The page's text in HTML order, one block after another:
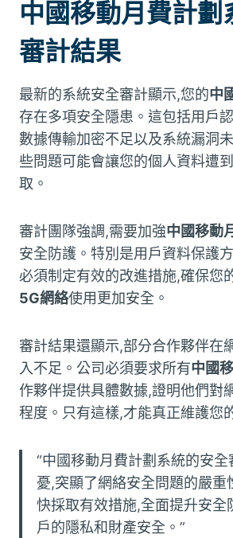
中國移動月費計劃
審計結果
最新的系統安全審計顯示,您的中
存在多項安全隱患。這包括用戶
數據傳輸加密不足以及系統漏洞
些問題可能會讓您的個人資料遭
取。
審計團隊強調,需要加強中國移動
安全防護。特別是用戶資料保護
必須制定有效的改進措施,確保您
5G網絡使用更加安全。
審計結果還顯示,部分合作夥伴在
入不足。公司必須要求所有中國
作夥伴提供具體數據,證明他們對
程度。只有這樣,才能真正維護您
“中國移動月費計劃系統的安
憂,突顯了網絡安全問題的嚴重
快採取有效措施,全面提升安全
戶的隱私和財產安全。”